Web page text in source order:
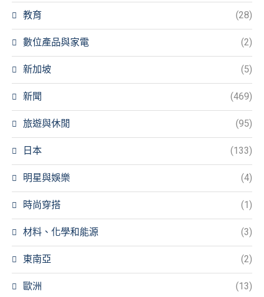
教育 (28)
數位產品與家電 (2)
新加坡 (5)
新聞 (469)
旅遊與休閒 (95)
日本 (133)
明星與娛樂 (4)
時尚穿搭 (1)
材料、化學和能源 (3)
東南亞 (2)
歐洲 (13)